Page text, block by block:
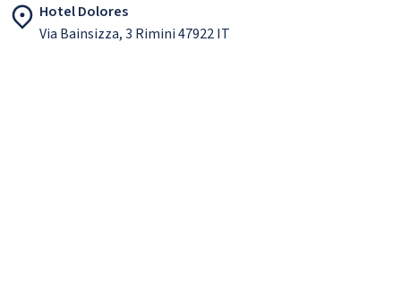
Hotel Dolores
Via Bainsizza, 3 Rimini 47922 IT